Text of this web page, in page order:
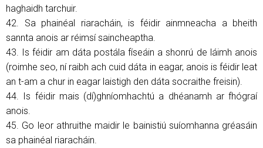
haghaidh tarchuir.
42. Sa phainéal riaracháin, is féidir ainmneacha a bheith
sannta anois ar réimsí saincheaptha.
43. Is féidir am dáta postála físeáin a shonrú de láimh anois
(roimhe seo, ní raibh ach cuid dáta in eagar, anois is féidir leat
an t-am a chur in eagar laistigh den dáta socraithe freisin).
44. Is féidir mais (dí)ghníomhachtú a dhéanamh ar fhógraí
anois.
45. Go leor athruithe maidir le bainistiú suíomhanna gréasáin
sa phainéal riaracháin.